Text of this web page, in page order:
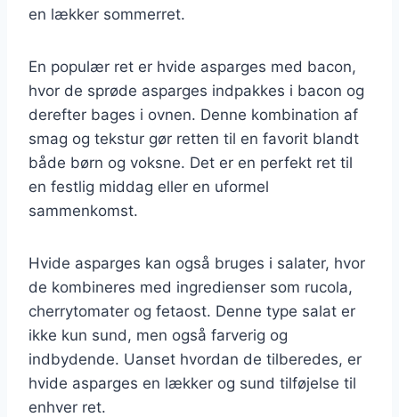
en lækker sommerret.
En populær ret er hvide asparges med bacon,
hvor de sprøde asparges indpakkes i bacon og
derefter bages i ovnen. Denne kombination af
smag og tekstur gør retten til en favorit blandt
både børn og voksne. Det er en perfekt ret til
en festlig middag eller en uformel
sammenkomst.
Hvide asparges kan også bruges i salater, hvor
de kombineres med ingredienser som rucola,
cherrytomater og fetaost. Denne type salat er
ikke kun sund, men også farverig og
indbydende. Uanset hvordan de tilberedes, er
hvide asparges en lækker og sund tilføjelse til
enhver ret.